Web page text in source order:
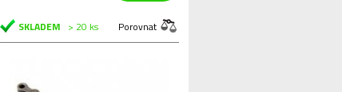
SKLADEM > 20 ks Porovnat